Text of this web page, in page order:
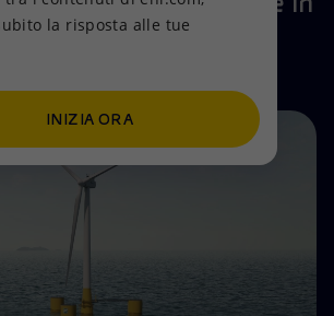
transizione
l'innovazione
la risposta alle tue
INIZIA ORA